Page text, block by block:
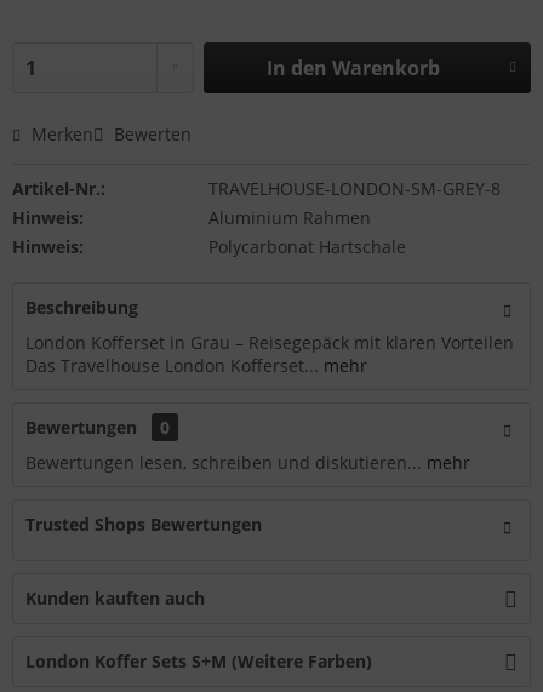
In den Warenkorb
Merken Bewerten
Artikel-Nr.:
TRAVELHOUSE-LONDON-SM-GREY-8
Hinweis:
Aluminium Rahmen
Hinweis:
Polycarbonat Hartschale
Beschreibung
London Kofferset in Grau – Reisegepäck mit klaren Vorteilen
Das Travelhouse London Kofferset... mehr
Bewertungen
0
Bewertungen lesen, schreiben und diskutieren... mehr
Trusted Shops Bewertungen
Kunden kauften auch
London Koffer Sets S+M (Weitere Farben)